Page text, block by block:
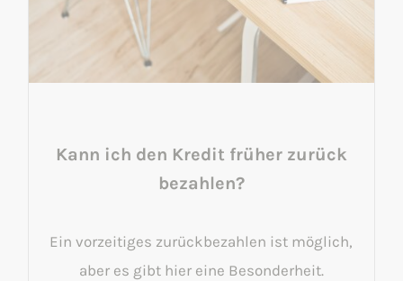
Kann ich den Kredit früher zurück
bezahlen?
Ein vorzeitiges zurückbezahlen ist möglich,
aber es gibt hier eine Besonderheit.